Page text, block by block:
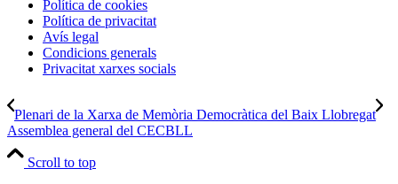
Política de cookies
Política de privacitat
Avís legal
Condicions generals
Privacitat xarxes socials
Plenari de la Xarxa de Memòria Democràtica del Baix Llobregat
Assemblea general del CECBLL
Scroll to top